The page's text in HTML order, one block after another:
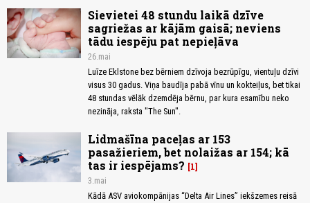
Sievietei 48 stundu laikā dzīve
sagriežas ar kājām gaisā; neviens
tādu iespēju pat nepieļāva
26.mai
Luīze Eklstone bez bērniem dzīvoja bezrūpīgu, vientuļu dzīvi
visus 30 gadus. Viņa baudīja pabā vīnu un kokteiļus, bet tikai
48 stundas vēlāk dzemdēja bērnu, par kura esamību neko
nezināja, raksta "The Sun".
Lidmašīna paceļas ar 153
pasažieriem, bet nolaižas ar 154; kā
tas ir iespējams?
1
3.mai
Kādā ASV aviokompānijas “Delta Air Lines” iekšzemes reisā